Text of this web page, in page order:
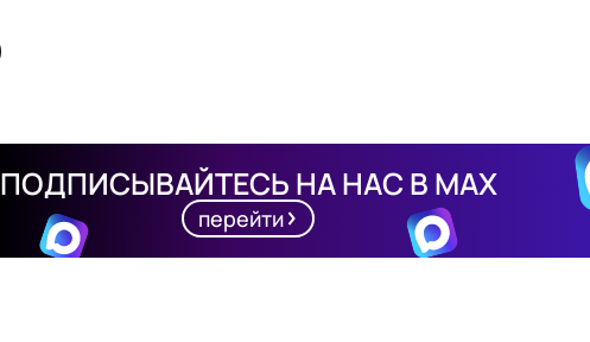
ПОДПИСЫВАЙТЕСЬ НА НАС В MAX
перейти